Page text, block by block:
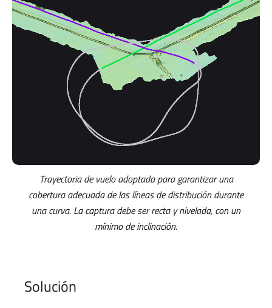
Trayectoria de vuelo adoptada para garantizar una
cobertura adecuada de las líneas de distribución durante
una curva. La captura debe ser recta y nivelada, con un
mínimo de inclinación.
Solución